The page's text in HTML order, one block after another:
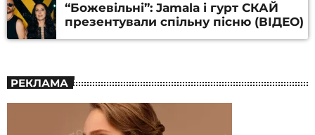
“Божевільні”: Jamala і гурт СКАЙ
презентували спільну пісню (ВІДЕО)
РЕКЛАМА